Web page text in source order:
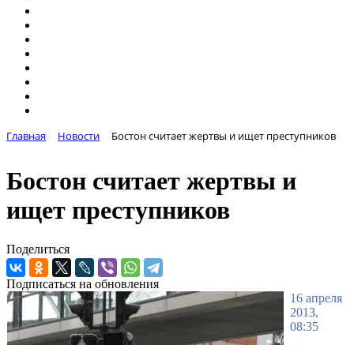
Главная Новости Бостон считает жертвы и ищет преступников
Бостон считает жертвы и
ищет преступников
Поделиться
Подписаться на обновления
16 апреля
2013,
08:35